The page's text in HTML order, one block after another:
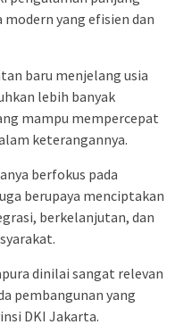
yang efisien dan
baru menjelang usia
lebih banyak
mampu mempercepat
keterangannya.
berfokus pada
berupaya menciptakan
berkelanjutan, dan
dinilai sangat relevan
pembangunan yang
DKI Jakarta.